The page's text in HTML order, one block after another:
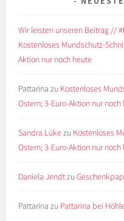
Wir leisten unseren Beitrag //
Kostenloses Mundschutz-
Aktion nur noch heute
Pattarina zu Kostenloses
Ostern; 3-Euro-Aktion nur noch
Sandra Lükezu Kostenloses
Ostern; 3-Euro-Aktion nur noch
Daniela Jendtzu
Pattarina zu Pattarina bei